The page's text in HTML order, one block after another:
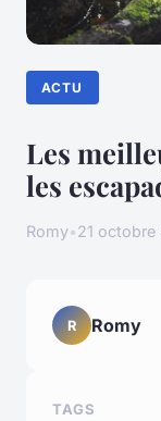
ACTU
Les
les
Romy•21 octobre
R Romy
TAGS